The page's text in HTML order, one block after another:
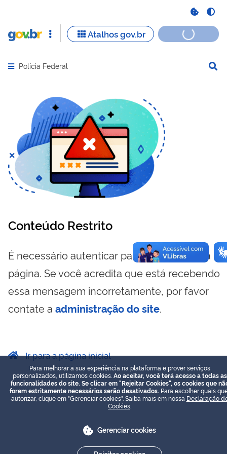
Abrir menu principal de navegação
Polícia Federal
Conteúdo Restrito
É necessário autenticar para visualizar essa
página. Se você acredita que está recebendo
essa mensagem incorretamente, por favor
contate a administração do site.
Ir para a página inicial
Para melhorar a sua experiência na plataforma e prover serviços
personalizados, utilizamos cookies. Ao aceitar, você terá acesso a todas as
funcionalidades do site. Se clicar em "Rejeitar Cookies", os cookies que
forem estritamente necessários serão desativados. Para escolher quais
autorizar, clique em "Gerenciar cookies". Saiba mais em nossa Declaração
Cookies
Gerenciar cookies